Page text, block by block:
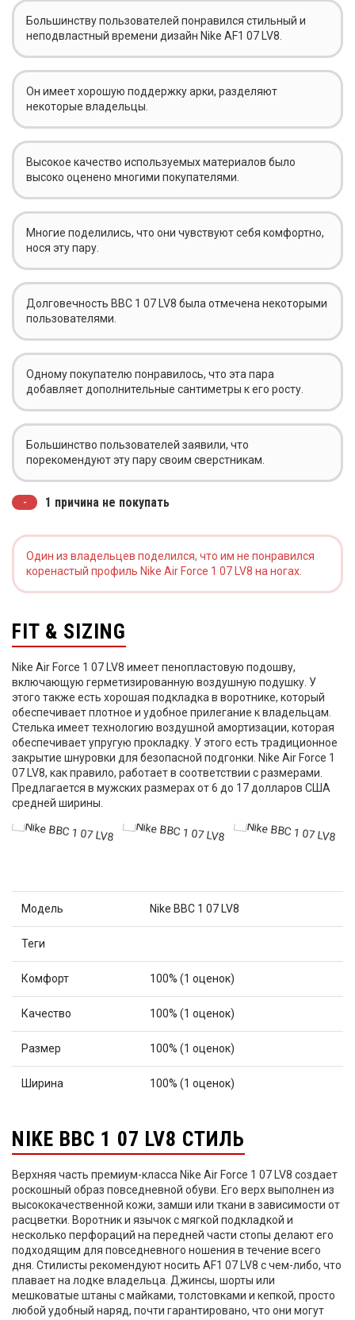
Большинству пользователей понравился стильный и
неподвластный времени дизайн Nike AF1 07 LV8.
Он имеет хорошую поддержку арки, разделяют
некоторые владельцы.
Высокое качество используемых материалов было
высоко оценено многими покупателями.
Многие поделились, что они чувствуют себя комфортно,
нося эту пару.
Долговечность ВВС 1 07 LV8 была отмечена некоторыми
пользователями.
Одному покупателю понравилось, что эта пара
добавляет дополнительные сантиметры к его росту.
Большинство пользователей заявили, что
порекомендуют эту пару своим сверстникам.
1 причина не покупать
Один из владельцев поделился, что им не понравился
коренастый профиль Nike Air Force 1 07 LV8 на ногах.
FIT & SIZING
Nike Air Force 1 07 LV8 имеет пенопластовую подошву,
включающую герметизированную воздушную подушку. У
этого также есть хорошая подкладка в воротнике, который
обеспечивает плотное и удобное прилегание к владельцам.
Стелька имеет технологию воздушной амортизации, которая
обеспечивает упругую прокладку. У этого есть традиционное
закрытие шнуровки для безопасной подгонки. Nike Air Force 1
07 LV8, как правило, работает в соответствии с размерами.
Предлагается в мужских размерах от 6 до 17 долларов США
средней ширины.
Модель Nike ВВС 1 07 LV8
Теги
Комфорт 100% (1 оценок)
Качество 100% (1 оценок)
Размер 100% (1 оценок)
Ширина 100% (1 оценок)
NIKE ВВС 1 07 LV8 СТИЛЬ
Верхняя часть премиум-класса Nike Air Force 1 07 LV8 создает
роскошный образ повседневной обуви. Его верх выполнен из
высококачественной кожи, замши или ткани в зависимости от
расцветки. Воротник и язычок с мягкой подкладкой и
несколько перфораций на передней части стопы делают его
подходящим для повседневного ношения в течение всего
дня. Стилисты рекомендуют носить AF1 07 LV8 с чем-либо, что
плавает на лодке владельца. Джинсы, шорты или
мешковатые штаны с майками, толстовками и кепкой, просто
любой удобный наряд, почти гарантировано, что они могут